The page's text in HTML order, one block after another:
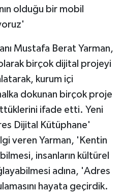
olduğu bir mobil
Mustafa Berat Yarman,
birçok dijital projeyi
kurum içi
dokunan birçok proje
ifade etti. Yeni
Dijital Kütüphane'
veren Yarman, 'Kentin
insanların kültürel
adına, 'Adres
hayata geçirdik.